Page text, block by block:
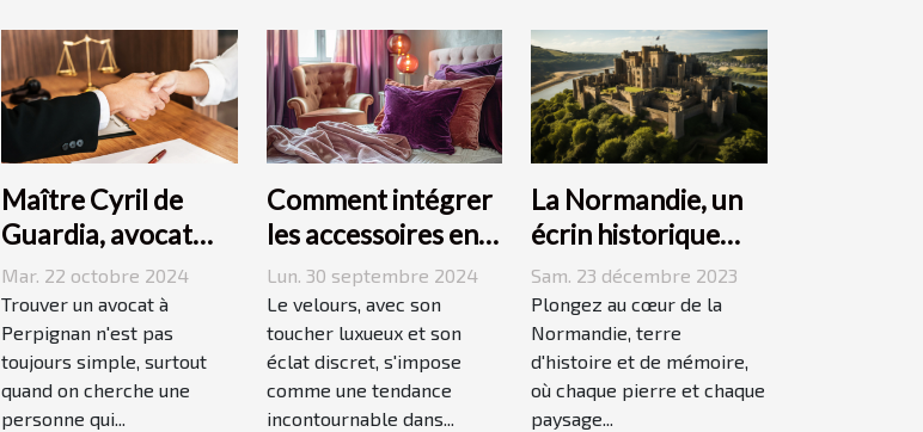
Maître Cyril de
Guardia, avocat
renommé à
Perpignan
Mar. 22 octobre 2024
Trouver un avocat à
Perpignan n'est pas
toujours simple, surtout
quand on cherche une
personne qui...
Comment intégrer
les accessoires en
velours dans votre
quotidien
Lun. 30 septembre 2024
Le velours, avec son
toucher luxueux et son
éclat discret, s'impose
comme une tendance
incontournable dans...
La Normandie, un
écrin historique
pour des
événements
mémorables
Sam. 23 décembre 2023
Plongez au cœur de la
Normandie, terre
d'histoire et de mémoire,
où chaque pierre et chaque
paysage...